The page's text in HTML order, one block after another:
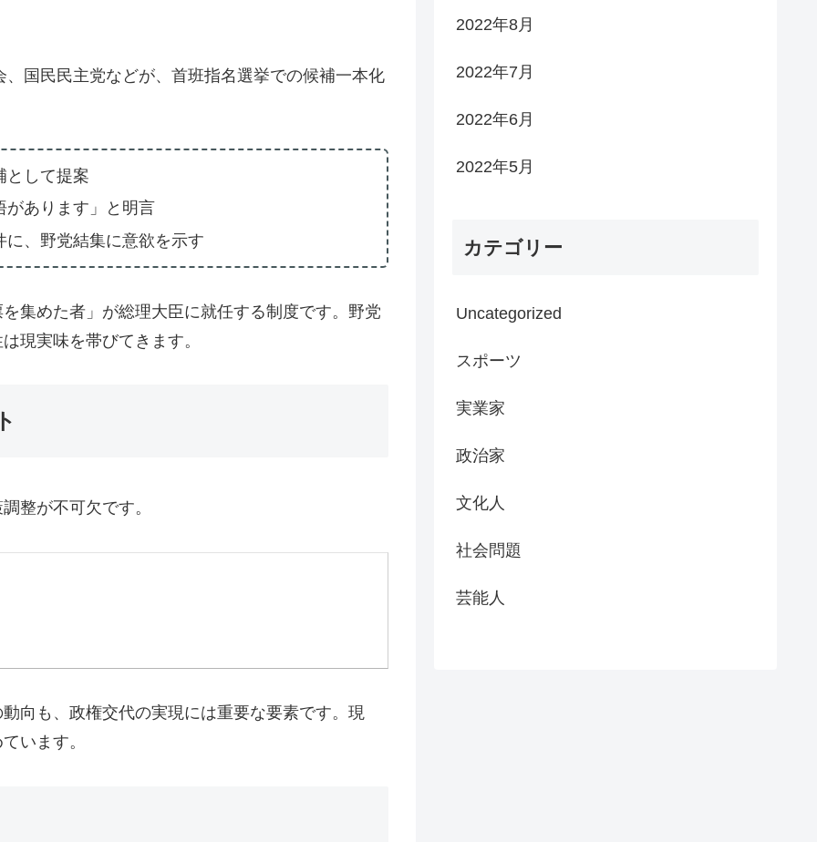
国民民主党などが、首班指名選挙での候補一本化
として提案
があります」と明言
、野党結集に意欲を示す
集めた者」が総理大臣に就任する制度です。野党
現実味を帯びてきます。
整が不可欠です。
向も、政権交代の実現には重要な要素です。現
います。
2022年8月
2022年7月
2022年6月
2022年5月
カテゴリー
Uncategorized
スポーツ
実業家
政治家
文化人
社会問題
芸能人